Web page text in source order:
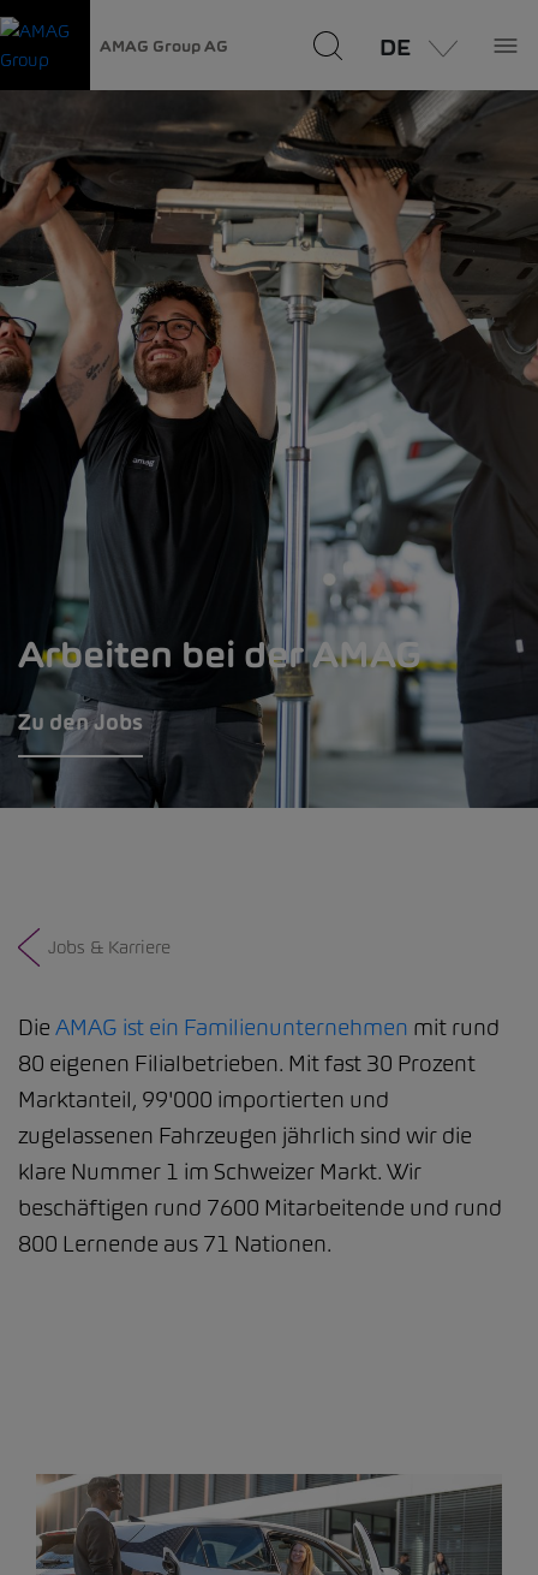
AMAG Group AG DE
Arbeiten bei der AMAG
Zu den Jobs
Jobs & Karriere
Die AMAG ist ein Familienunternehmen mit rund
80 eigenen Filialbetrieben. Mit fast 30 Prozent
Marktanteil, 99'000 importierten und
zugelassenen Fahrzeugen jährlich sind wir die
klare Nummer 1 im Schweizer Markt. Wir
beschäftigen rund 7600 Mitarbeitende und rund
800 Lernende aus 71 Nationen.